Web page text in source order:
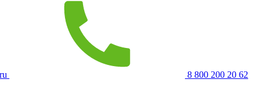
8 800 200 20 62